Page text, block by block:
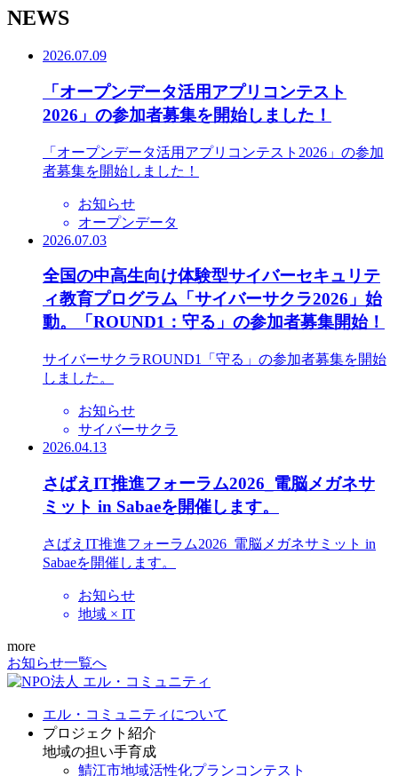
NEWS
2026.07.09
「オープンデータ活用アプリコンテスト
2026」の参加者募集を開始しました！
「オープンデータ活用アプリコンテスト2026」の参加
者募集を開始しました！
お知らせ
オープンデータ
2026.07.03
全国の中高生向け体験型サイバーセキュリテ
ィ教育プログラム「サイバーサクラ2026」始
動。「ROUND1：守る」の参加者募集開始！
サイバーサクラROUND1「守る」の参加者募集を開始
しました。
お知らせ
サイバーサクラ
2026.04.13
さばえIT推進フォーラム2026_電脳メガネサ
ミット in Sabaeを開催します。
さばえIT推進フォーラム2026_電脳メガネサミット in
Sabaeを開催します。
お知らせ
地域 × IT
more
お知らせ一覧へ
エル・コミュニティについて
プロジェクト紹介
地域の担い手育成
鯖江市地域活性化プランコンテスト